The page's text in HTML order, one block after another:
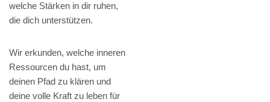
welche Stärken in dir ruhen,
die dich unterstützen.
Wir erkunden, welche inneren
Ressourcen du hast, um
deinen Pfad zu klären und
deine volle Kraft zu leben für